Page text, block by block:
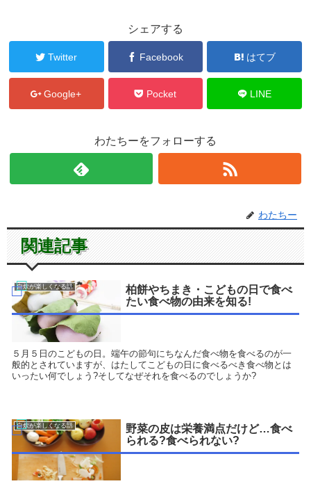
シェアする
Twitter Facebook はてブ
Google+ Pocket LINE
わたちーをフォローする
わたちー
関連記事
自炊が楽しくなる話
柏餅やちまき・こどもの日で食べ
たい食べ物の由来を知る!
５月５日のこどもの日。端午の節句にちなんだ食べ物を食べるのが一
般的とされていますが、はたしてこどもの日に食べるべき食べ物とは
いったい何でしょう?そしてなぜそれを食べるのでしょうか?
自炊が楽しくなる話
野菜の皮は栄養満点だけど…食べ
られる?食べられない?